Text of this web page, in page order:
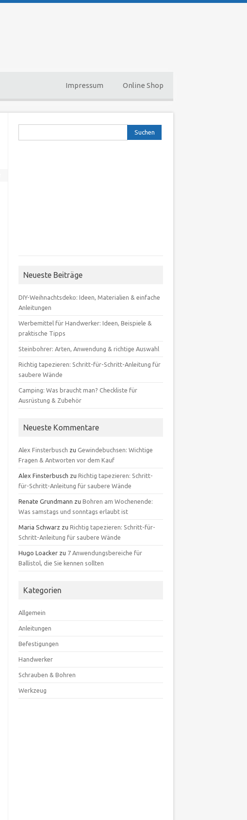
Online Shop
Impressum
Neueste Beiträge
DIY-Weihnachtsdeko: Ideen, Materialien & einfache
Anleitungen
Werbemittel für Handwerker: Ideen, Beispiele &
praktische Tipps
Steinbohrer: Arten, Anwendung & richtige Auswahl
Richtig tapezieren: Schritt-für-Schritt-Anleitung für
saubere Wände
Camping: Was braucht man? Checkliste für
Ausrüstung & Zubehör
Neueste Kommentare
Alex Finsterbusch zu Gewindebuchsen: Wichtige
Fragen & Antworten vor dem Kauf
Alex Finsterbusch zu Richtig tapezieren: Schritt-
für-Schritt-Anleitung für saubere Wände
Renate Grundmann zu Bohren am Wochenende:
Was samstags und sonntags erlaubt ist
Maria Schwarz zu Richtig tapezieren: Schritt-für-
Schritt-Anleitung für saubere Wände
Hugo Loackerzu 7 Anwendungsbereiche für
Ballistol, die Sie kennen sollten
Kategorien
Allgemein
Anleitungen
Befestigungen
Handwerker
Schrauben & Bohren
Werkzeug